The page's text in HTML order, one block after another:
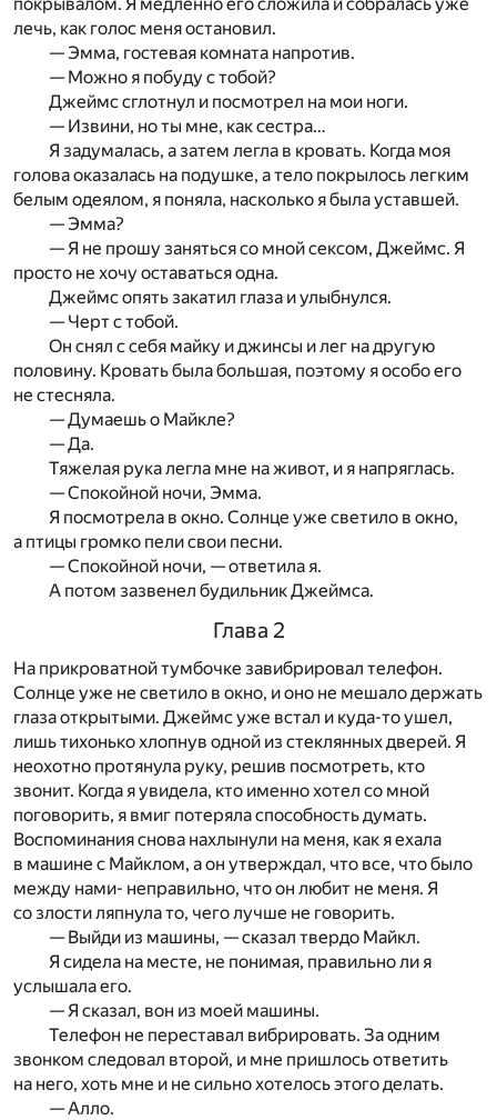
лечь, как голос меня остановил.
— Эмма, гостевая комната напротив.
— Можно я побуду с тобой?
Джеймс сглотнул и посмотрел на мои ноги.
— Извини, но ты мне, как сестра…
Я задумалась, а затем легла в кровать. Когда моя
голова оказалась на подушке, а тело покрылось легким
белым одеялом, я поняла, насколько я была уставшей.
— Эмма?
— Я не прошу заняться со мной сексом, Джеймс. Я
просто не хочу оставаться одна.
Джеймс опять закатил глаза и улыбнулся.
— Черт с тобой.
Он снял с себя майку и джинсы и лег на другую
половину. Кровать была большая, поэтому я особо его
не стесняла.
— Думаешь о Майкле?
— Да.
Тяжелая рука легла мне на живот, и я напряглась.
— Спокойной ночи, Эмма.
Я посмотрела в окно. Солнце уже светило в окно,
а птицы громко пели свои песни.
— Спокойной ночи, — ответила я.
А потом зазвенел будильник Джеймса.
Глава 2
На прикроватной тумбочке завибрировал телефон.
Солнце уже не светило в окно, и оно не мешало держать
глаза открытыми. Джеймс уже встал и куда-то ушел,
лишь тихонько хлопнув одной из стеклянных дверей. Я
неохотно протянула руку, решив посмотреть, кто
звонит. Когда я увидела, кто именно хотел со мной
поговорить, я вмиг потеряла способность думать.
Воспоминания снова нахлынули на меня, как я ехала
в машине с Майклом, а он утверждал, что все, что было
между нами- неправильно, что он любит не меня. Я
со злости ляпнула то, чего лучше не говорить.
— Выйди из машины, — сказал твердо Майкл.
Я сидела на месте, не понимая, правильно ли я
услышала его.
— Я сказал, вон из моей машины.
Телефон не переставал вибрировать. За одним
звонком следовал второй, и мне пришлось ответить
на него, хоть мне и не сильно хотелось этого делать.
— Алло.